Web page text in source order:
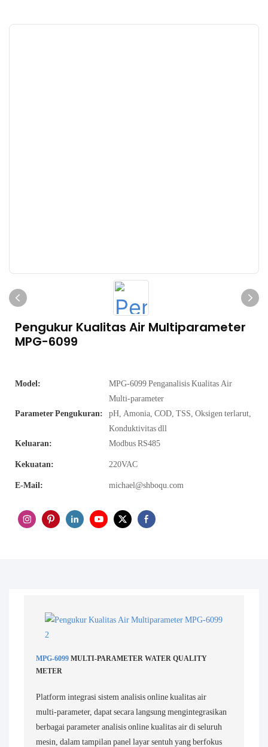
Pengukur Kualitas Air Multiparameter
MPG-6099
Model:
MPG-6099 Penganalisis Kualitas Air
Multi-parameter
Parameter Pengukuran:
pH, Amonia, COD, TSS, Oksigen terlarut,
Konduktivitas dll
Keluaran:
Modbus RS485
Kekuatan: 220VAC
E-Mail: michael@shboqu.com
MPG-6099MULTI-PARAMETER WATER QUALITY
METER
Platform integrasi sistem analisis online kualitas air
multi-parameter, dapat secara langsung mengintegrasikan
berbagai parameter analisis online kualitas air di seluruh
mesin, dalam tampilan panel layar sentuh yang berfokus